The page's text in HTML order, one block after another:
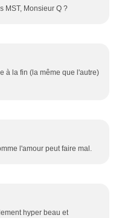
MST, Monsieur Q ?
à la fin (la même que l'autre)
l'amour peut faire mal.
hyper beau et